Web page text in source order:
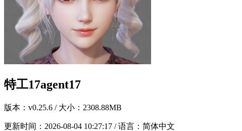
特工17agent17
版本： v0.25.6 / 大小：2308.88MB
更新时间： 2026-08-04 10:27:17 / 语言：简体中文